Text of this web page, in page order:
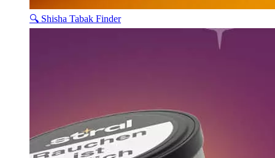
🔍 Shisha Tabak Finder